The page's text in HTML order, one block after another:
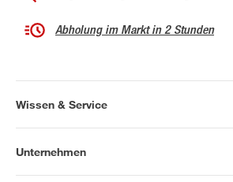
Abholung im Markt in 2 Stunden
Wissen & Service
Unternehmen